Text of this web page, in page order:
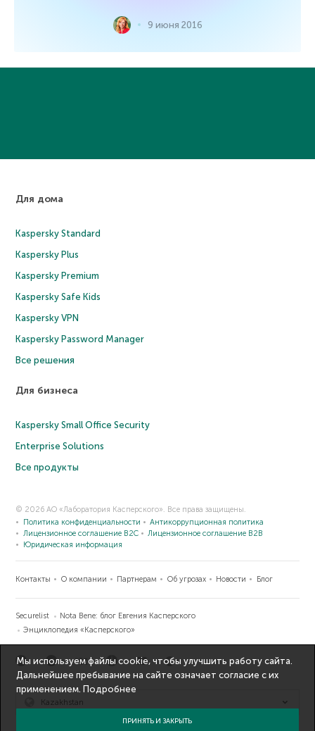
9 июня 2016
Для дома
Kaspersky Standard
Kaspersky Plus
Kaspersky Premium
Kaspersky Safe Kids
Kaspersky VPN
Kaspersky Password Manager
Все решения
Для бизнеса
Kaspersky Small Office Security
Enterprise Solutions
Все продукты
© 2026 АО «Лаборатория Касперского». Все права защищены.
Политика конфиденциальности
Антикоррупционная политика
Лицензионное соглашение B2C
Лицензионное соглашение B2B
Юридическая информация
Контакты О компании Партнерам Об угрозах Новости Блог
Securelist
Nota Bene: блог Евгения Касперского
Энциклопедия «Касперского»
Kazakhstan
Мы используем файлы cookie, чтобы улучшить работу сайта.
Дальнейшее пребывание на сайте означает согласие с их
применением. Подробнее
ПРИНЯТЬ И ЗАКРЫТЬ